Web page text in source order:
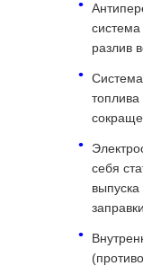
разлив
топлива
себя
выпуска